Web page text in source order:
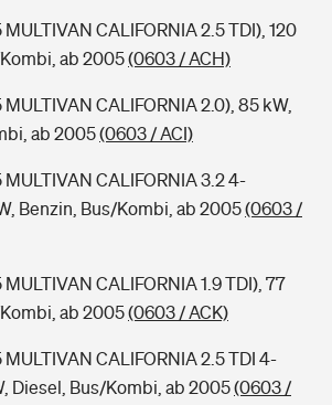
CALIFORNIA 2.5 TDI), 120
ab 2005(0603 / ACH)
CALIFORNIA 2.0), 85 kW,
ab 2005(0603 / ACI)
CALIFORNIA 3.2 4-
Benzin, Bus/Kombi, ab 2005(0603 /
CALIFORNIA 1.9 TDI), 77
ab 2005(0603 / ACK)
CALIFORNIA 2.5 TDI 4-
Diesel, Bus/Kombi, ab 2005(0603 /